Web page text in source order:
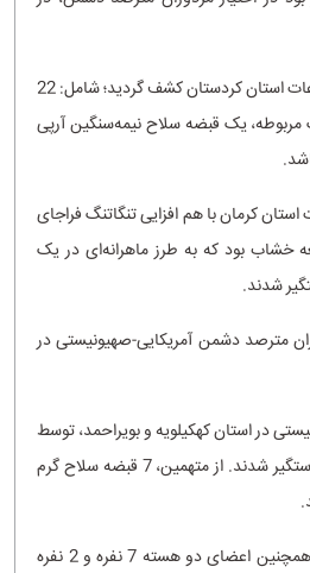
محموله نخست که توسط سربازان گمنام امام زمان(عج) در اداره‌کل اطلاعات استان کردستان کشف گردید؛ شامل: 22
کلاشینکف، دو قبضه دوش پرتاب به همراه 5 موشک مربوطه، یک قبضه سلاح نیمه‌سنگین آرپی
کرمان با هم افزایی تنگاتنگ فراجای
گردید شامل: 55 قبضه اسلحه کمری، به انضمام 99 تیغه خشاب بود که به طرز ماهرانه‌ای در یک
شدند.
مزدوران مترصد دشمن آمریکایی-صهیونیستی در
در استان‌ کهکیلویه و بویراحمد‌‌، توسط
سربازان گمنام امام زمان(عج) در اداره‌کل اطلاعات استان، شناسایی و دستگیر شدند. از متهمین، 7 قبضه سلاح گرم
سربازان گمنام امام زمان(عج) در اداره‌کل استان کهکیلویه و بویراحمد، همچنین اعضای دو هسته 7 نفره و 2 نفره